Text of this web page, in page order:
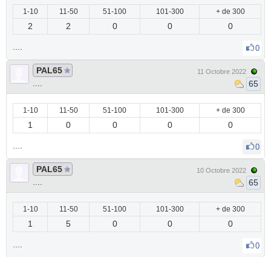
1-10 11-50 51-100 101-300 + de 300
2 2 0 0 0
0
PAL65
11 Octobre 2022
65
1-10 11-50 51-100 101-300 + de 300
1 0 0 0 0
0
PAL65
10 Octobre 2022
65
1-10 11-50 51-100 101-300 + de 300
1 5 0 0 0
0